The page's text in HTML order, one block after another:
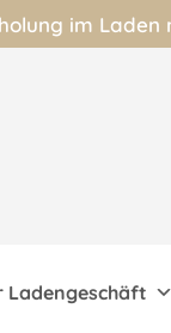
im Laden
Ladengeschäft